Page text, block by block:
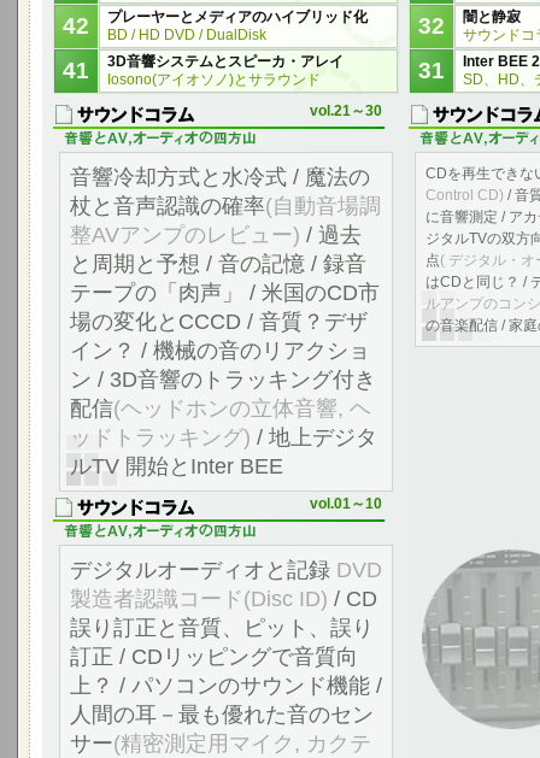
42
プレーヤーとメディアのハイブリッド化
BD / HD DVD / DualDisk
41
3D音響システムとスピーカ・アレイ
Iosono(アイオソノ)とサラウンド
32
闇と静寂
サウンドコ
31
Inter BEE
SD、HD、
vol.21～30
音響冷却方式と水冷式 / 魔法の
杖と音声認識の確率(自動音場調
整AVアンプのレビュー) / 過去
と周期と予想 / 音の記憶 / 録音
テープの「肉声」 / 米国のCD市
場の変化とCCCD / 音質？デザ
イン？ / 機械の音のリアクショ
ン / 3D音響のトラッキング付き
配信(ヘッドホンの立体音響, ヘ
ッドトラッキング) / 地上デジタ
ルTV 開始とInter BEE
CDを再生でき
Control CD) / 音
に音響測定 / ア
ジタルTVの双方
点( デジタル・
はCDと同じ？ /
ルアンプのコン
の音楽配信 / 家
vol.01～10
デジタルオーディオと記録 DVD
製造者認識コード(Disc ID) / CD
誤り訂正と音質、ピット、誤り
訂正 / CDリッピングで音質向
上？ / パソコンのサウンド機能 /
人間の耳－最も優れた音のセン
サー(精密測定用マイク, カクテ